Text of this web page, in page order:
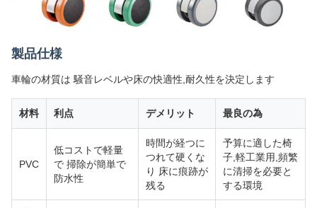
製品仕様
車輪の材質は 騒音レベルや床の快適性,耐久性を決定します
材料 利点 デメリット 最良の為
PVC
低コストで軽量
で 掃除が簡単で
防水性
時間が経つに
つれて硬くな
り 床に痕跡が
残る
予算に適した椅
子,軽工業用,頻繁
に清掃を必要と
する環境